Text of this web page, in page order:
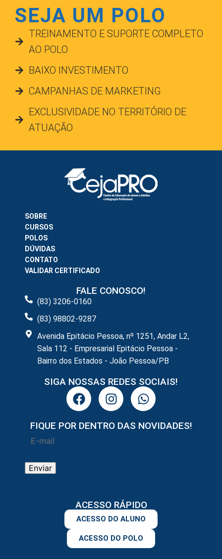
SEJA UM POLO
TREINAMENTO E SUPORTE COMPLETO
AO POLO
BAIXO INVESTIMENTO
CAMPANHAS DE MARKETING
EXCLUSIVIDADE NO TERRITÓRIO DE
ATUAÇÃO
SOBRE
CURSOS
POLOS
DÚVIDAS
CONTATO
VALIDAR CERTIFICADO
FALE CONOSCO!
(83) 3206-0160
(83) 98802-9287
Avenida Epitácio Pessoa, nº 1251, Andar L2,
Sala 112 - Empresarial Epitácio Pessoa -
Bairro dos Estados - João Pessoa/PB
SIGA NOSSAS REDES SOCIAIS!
FIQUE POR DENTRO DAS NOVIDADES!
ACESSO RÁPIDO
ACESSO DO ALUNO
ACESSO DO POLO